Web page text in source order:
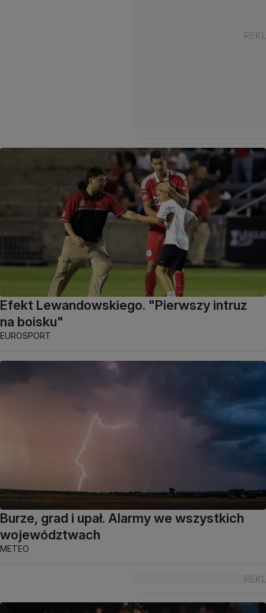
Efekt Lewandowskiego. "Pierwszy intruz
na boisku"
EUROSPORT
Burze, grad i upał. Alarmy we wszystkich
województwach
METEO